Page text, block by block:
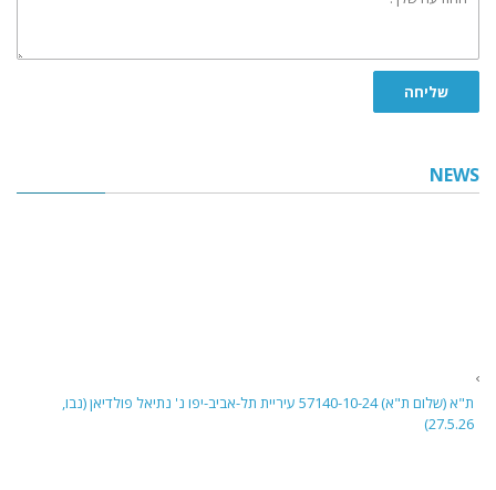
שליחה
NEWS
ת"א (שלום ת"א) 57140-10-24 עיריית תל-אביב-יפו נ' נתיאל פולדיאן (נבו,
27.5.26)